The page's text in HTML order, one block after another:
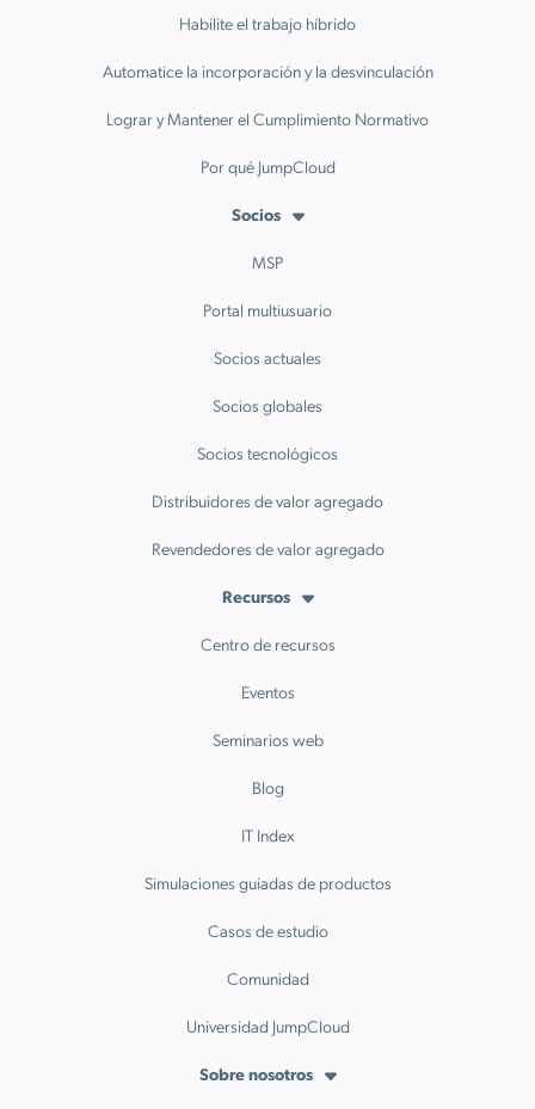
Habilite el trabajo híbrido
Automatice la incorporación y la desvinculación
Lograr y Mantener el Cumplimiento Normativo
Por qué JumpCloud
Socios
MSP
Portal multiusuario
Socios actuales
Socios globales
Socios tecnológicos
Distribuidores de valor agregado
Revendedores de valor agregado
Recursos
Centro de recursos
Eventos
Seminarios web
Blog
IT Index
Simulaciones guiadas de productos
Casos de estudio
Comunidad
Universidad JumpCloud
Sobre nosotros